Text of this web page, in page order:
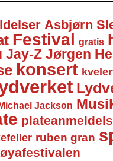
Asbjørn
Festival gratis
Jay-Z Jørgen
konsert
Jackson
ruben gran
øyafestivalen